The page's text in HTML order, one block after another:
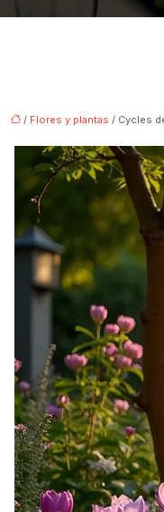
/ Flores y plantas / Cycles